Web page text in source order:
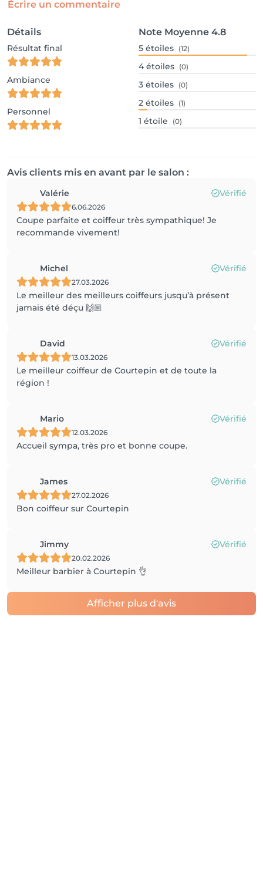
Écrire un commentaire
Détails
Résultat final
Ambiance
Personnel
Note Moyenne 4.8
5 étoiles (12)
4 étoiles (0)
3 étoiles (0)
2 étoiles (1)
1 étoile (0)
Avis clients mis en avant par le salon :
Valérie Vérifié
6.06.2026
Coupe parfaite et coiffeur très sympathique! Je
recommande vivement!
Michel Vérifié
27.03.2026
Le meilleur des meilleurs coiffeurs jusqu’à présent
jamais été déçu 🙌🏼
David Vérifié
13.03.2026
Le meilleur coiffeur de Courtepin et de toute la
région !
Mario Vérifié
12.03.2026
Accueil sympa, très pro et bonne coupe.
James Vérifié
27.02.2026
Bon coiffeur sur Courtepin
Jimmy Vérifié
20.02.2026
Meilleur barbier à Courtepin 👌
Afficher plus d'avis